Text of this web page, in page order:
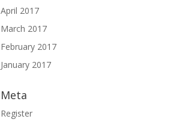
April 2017
March 2017
February 2017
January 2017
Meta
Register